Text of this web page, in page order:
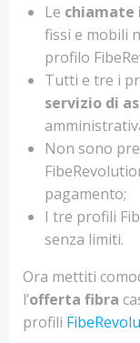
Le
fissi e mobili
profilo
Tutti e tre i
servizio di
Non sono
pagamento;
I tre profili
senza limiti.
Ora mettiti
l’offerta fibra
profili